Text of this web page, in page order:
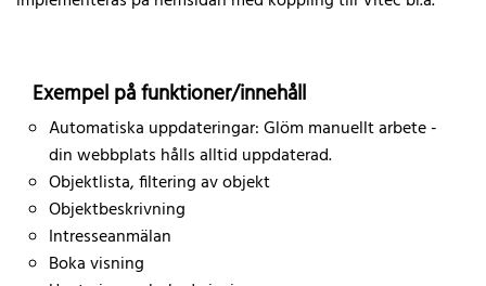
Exempel på funktioner/innehåll
Automatiska uppdateringar: Glöm manuellt arbete -
din webbplats hålls alltid uppdaterad.
Objektlista, filtering av objekt
Objektbeskrivning
Intresseanmälan
Boka visning